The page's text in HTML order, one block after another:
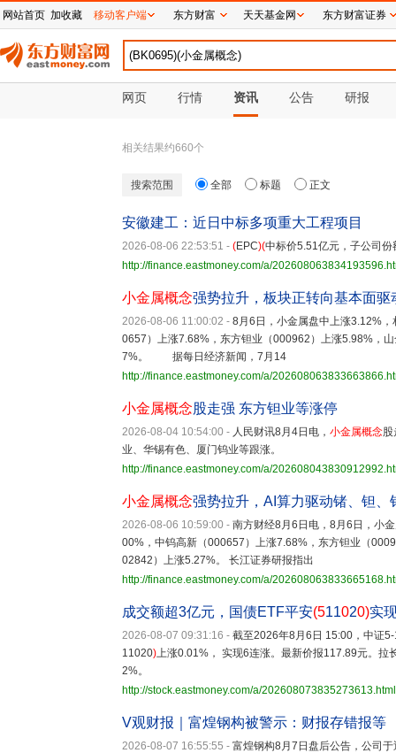
网页 行情 资讯 公告 研报
相关结果约660个
搜索范围 全部 标题 正文
安徽建工：近日中标多项重大工程项目
2026-08-06 22:53:51 - (EPC)(中标价5.51亿元，子公司份
http://finance.eastmoney.com/a/
小金属概念强势拉升，板块正转向基本面
2026-08-06 11:00:02 - 8月6日，小金属盘中上涨3.12%
0657）上涨7.68%，东方钽业（000962）上涨5.98%，
7%。 据每日经济新闻，7月14
http://finance.eastmoney.com/a/
小金属概念股走强 东方钽业等涨停
2026-08-04 10:54:00 - 人民财讯8月4日电， 小金属概念
业、华锡有色、厦门钨业等跟涨。
http://finance.eastmoney.com/a/
小金属概念强势拉升，AI算力驱动锗、钽、
2026-08-06 10:59:00 - 南方财经8月6日电，8月6日，小
00%，中钨高新（000657）上涨7.68%，东方钽业（
02842）上涨5.27%。 长江证券研报指出
http://finance.eastmoney.com/a/
成交额超3亿元，国债ETF平安(511020)实
2026-08-07 09:31:16 - 截至2026年8月6日 15:00，中证
11020)上涨0.01%， 实现6连涨。最新价报117.89元。拉
2%。
http://stock.eastmoney.com/a/202608073835273613.html
V观财报｜富煌钢构被警示：财报存错报等
2026-08-07 16:55:55 - 富煌钢构8月7日盘后公告，公司
网站首页 加收藏 移动客户端 东方财富 天天基金网 东方财富证券